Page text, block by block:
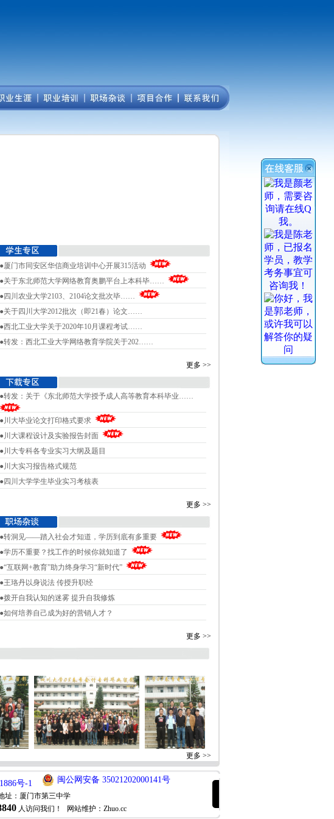
●厦门市同安区华信商业培训中心开展315活动
●关于东北师范大学网络教育奥鹏平台上本科毕……
●四川农业大学2103、2104论文批次毕……
●关于四川大学2012批次（即21春）论文……
●西北工业大学关于2020年10月课程考试……
●转发：西北工业大学网络教育学院关于202……
更多 >>
●转发：关于《东北师范大学授予成人高等教育本科毕业……
●川大毕业论文打印格式要求
●川大课程设计及实验报告封面
●川大专科各专业实习大纲及题目
●川大实习报告格式规范
●四川大学学生毕业实习考核表
更多 >>
●转洞见——踏入社会才知道，学历到底有多重要
●学历不重要？找工作的时候你就知道了
●“互联网+教育”助力终身学习“新时代”
●王珞丹以身说法 传授升职经
●拨开自我认知的迷雾 提升自我修炼
●如何培养自己成为好的营销人才？
更多 >>
更多 >>
号-1 闽公网安备 35021202000141号
址：厦门市第三中学
人访问我们！ 网站维护：Zhuo.cc